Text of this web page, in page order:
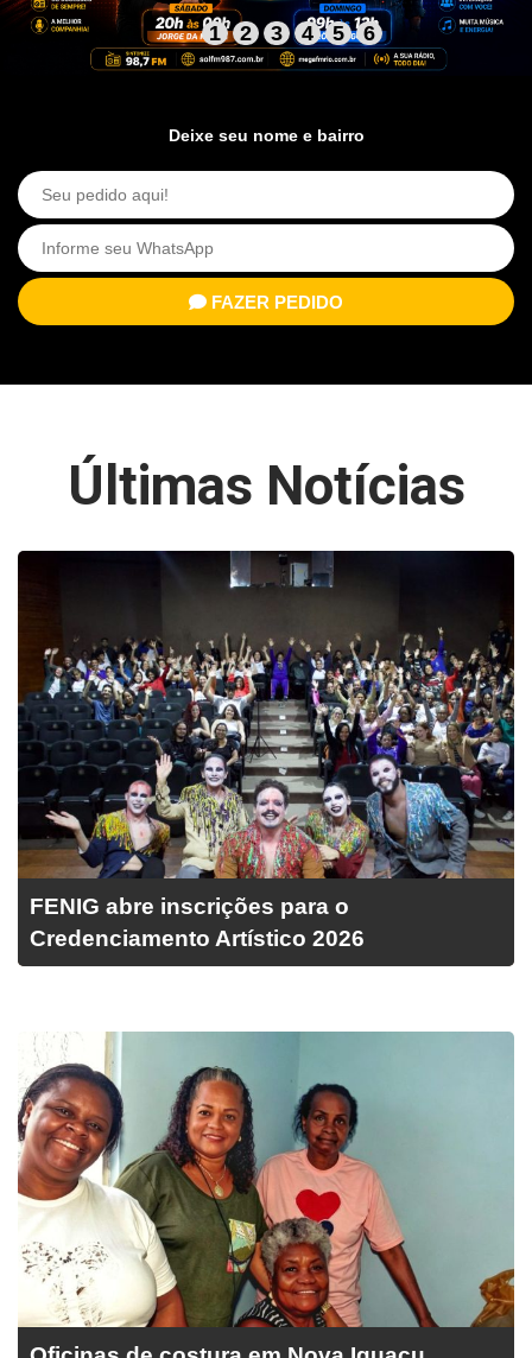
1 2 3 4 5 6
Deixe seu nome e bairro
FAZER PEDIDO
Últimas Notícias
FENIG abre inscrições para o
Credenciamento Artístico 2026